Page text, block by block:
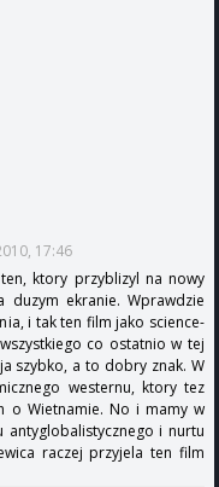
17:46
ktory przyblizyl na nowy
ekranie. Wprawdzie
i tak ten film jako science-
co ostatnio w tej
szybko, a to dobry znak. W
westernu, ktory tez
o Wietnamie. No i mamy w
i nurtu
raczej przyjela ten film